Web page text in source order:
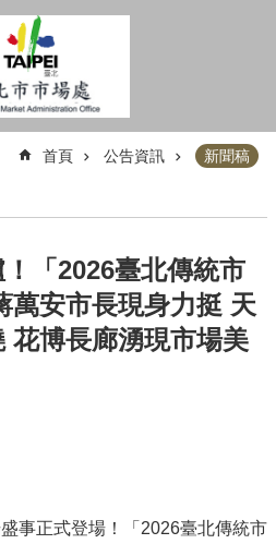
首頁 公告資訊 新聞稿
「2026臺北傳統市
萬安市長現身力挺 天
花博長廊湧現市場美
正式登場！「2026臺北傳統市